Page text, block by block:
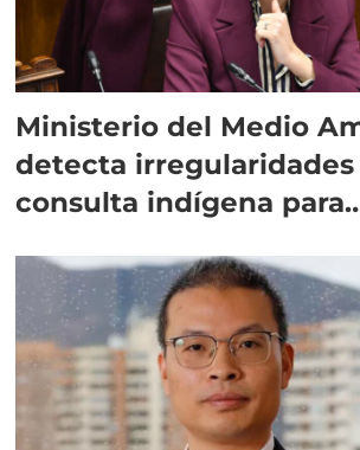
Ministerio del Medio
detecta irregularidades
consulta indígena para